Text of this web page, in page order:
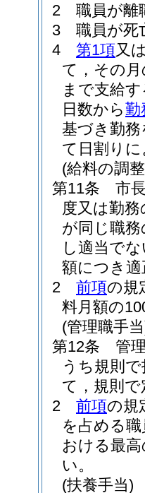
2
職員が離
3
職員が死
4
第1項又
て，その
まで支給
日数から勤
基づき勤
て日割り
(給料の調
第11条
市
度又は勤
が同じ職
し適当で
額につき
2
前項の規
料月額の
(管理職手
第12条
管
うち規則
て，規則
2
前項の規
を占める職
おける最
い。
(扶養手当)